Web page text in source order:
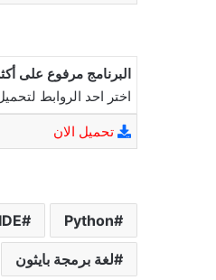
البرنامج مرفوع على
اختر احد الروابط
تحميل الان
Python
لغة برمجة بايثون